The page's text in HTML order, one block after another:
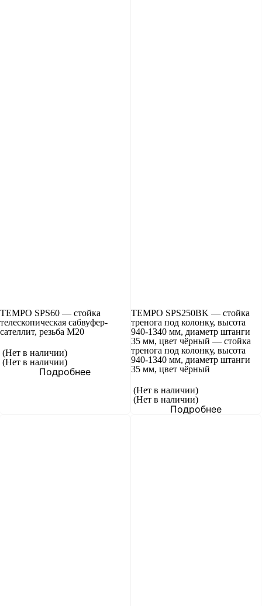
TEMPO SPS60 — стойка
телескопическая сабвуфер-
сателлит, резьба М20
(Нет в наличии)
(Нет в наличии)
Подробнее
TEMPO SPS250BK — стойка
тренога под колонку, высота
940-1340 мм, диаметр штанги
35 мм, цвет чёрный — стойка
тренога под колонку, высота
940-1340 мм, диаметр штанги
35 мм, цвет чёрный
(Нет в наличии)
(Нет в наличии)
Подробнее